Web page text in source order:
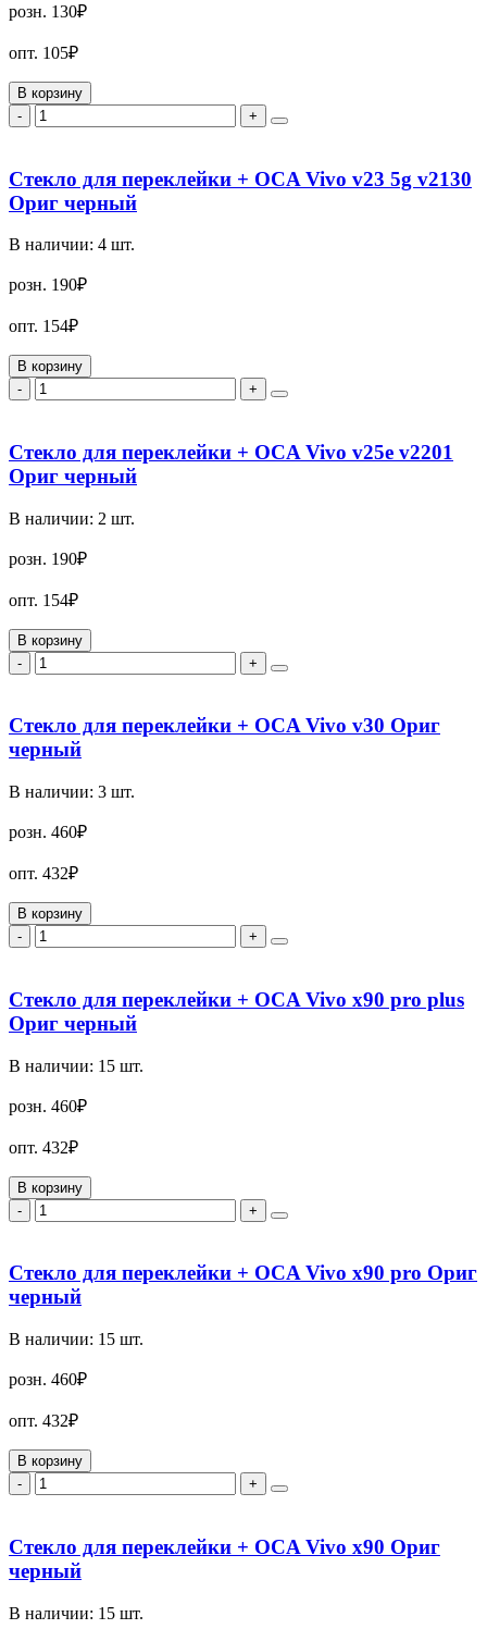
розн. 130₽
опт. 105₽
В корзину
-
+
Стекло для переклейки + OCA Vivo v23 5g v2130
Ориг черный
В наличии: 4 шт.
розн. 190₽
опт. 154₽
В корзину
-
+
Стекло для переклейки + OCA Vivo v25e v2201
Ориг черный
В наличии: 2 шт.
розн. 190₽
опт. 154₽
В корзину
-
+
Стекло для переклейки + OCA Vivo v30 Ориг
черный
В наличии: 3 шт.
розн. 460₽
опт. 432₽
В корзину
-
+
Стекло для переклейки + OCA Vivo x90 pro plus
Ориг черный
В наличии: 15 шт.
розн. 460₽
опт. 432₽
В корзину
-
+
Стекло для переклейки + OCA Vivo x90 pro Ориг
черный
В наличии: 15 шт.
розн. 460₽
опт. 432₽
В корзину
-
+
Стекло для переклейки + OCA Vivo x90 Ориг
черный
В наличии: 15 шт.